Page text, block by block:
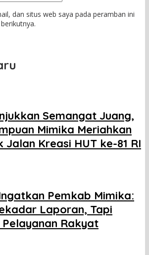
dan situs web saya pada peramban ini
Semangat Juang,
Mimika Meriahkan
Jalan Kreasi HUT ke-81 RI
Pemkab Mimika:
Laporan, Tapi
Rakyat